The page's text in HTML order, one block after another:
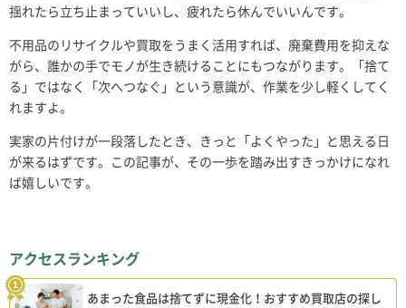
揺れたら立ち止まっていいし、疲れたら休んでいいんです。
不用品のリサイクルや買取をうまく活用すれば、廃棄費用を抑えな
がら、誰かの手でモノが生き続けることにもつながります。「捨て
る」ではなく「次へつなぐ」という意識が、作業を少し軽くしてく
れますよ。
実家の片付けが一段落したとき、きっと「よくやった」と思える日
が来るはずです。この記事が、その一歩を踏み出すきっかけになれ
ば嬉しいです。
アクセスランキング
あまった食品は捨てずに現金化！おすすめ買取店の探し